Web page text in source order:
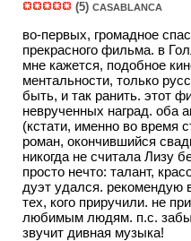
(5) CASABLANCA
во-первых, громадное
прекрасного фильма. в
мне кажется, подобное
ментальности, только
быть, и так ранить. этот
неврученных наград. оба
(кстати, именно во время
роман, окончившийся
никогда не считала Лизу
просто нечто: талант,
дуэт удался. рекомендую
тех, кого приручили. не
любимым людям. п.с.
звучит дивная музыка!